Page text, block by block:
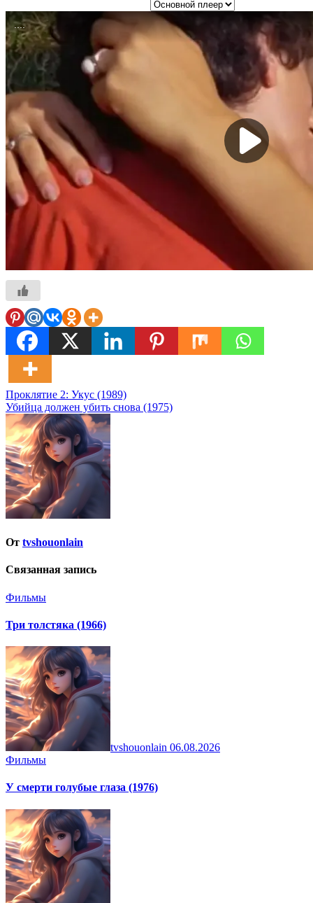
Навигация
по
записям
Проклятие 2: Укус (1989)
Убийца должен убить снова (1975)
От tvshouonlain
Связанная запись
Фильмы
Три толстяка (1966)
tvshouonlain 06.08.2026
Фильмы
У смерти голубые глаза (1976)